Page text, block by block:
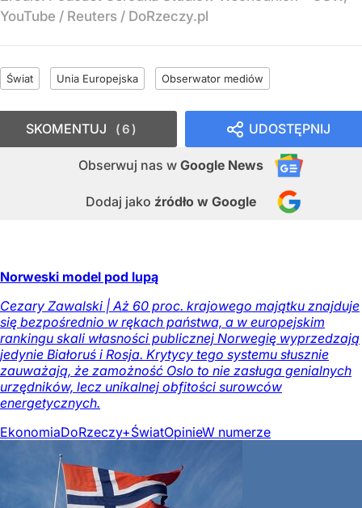
YouTube / Reuters / DoRzeczy.pl
Świat Unia Europejska Obserwator mediów
UDOSTĘPNIJ
Obserwuj nas w Google News
Dodaj jako źródło w Google
SKOMENTUJ 6
Norweski model pod lupą
Cezary Zawalski | Aż 60 proc. krajowego majątku znajduje
się bezpośrednio w rękach państwa, a w europejskim
rankingu skali własności publicznej Norwegię wyprzedzają
jedynie Białoruś i Rosja. Krytycy tego systemu słusznie
zauważają, że zamożność Oslo to nie zasługa genialnych
urzędników, lecz unikalnej obfitości surowców
energetycznych.
EkonomiaDoRzeczy+ŚwiatOpinieW numerze